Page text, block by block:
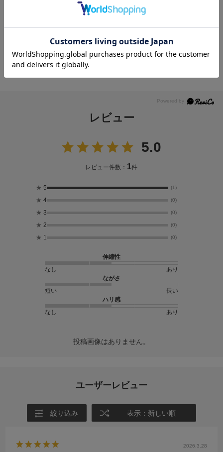
・お客様の元で、傷または破損が生じた商品
・1点あたり20万円以上の商品でお客様の寸法にお仕立て済みの場合
・天災・事故などによる交通渋滞や物量増加、異常気象やその他諸事情に
（※上記理由によりご指定の時間帯にお届けができない場合、配送業者か
らお客様へのご連絡はおこなっておりません。）
レビュー
5.0
レビュー件数： 1件
★ 5 (1)
★ 4 (0)
★ 3 (0)
★ 2 (0)
★ 1 (0)
伸縮性
なし
あり
ながさ
短い
長い
ハリ感
なし
あり
投稿画像はありません。
ユーザーレビュー
絞り込み 表示：新しい順
2026.3.28